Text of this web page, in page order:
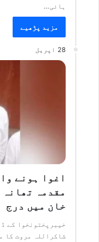
ہائی…
مزید پڑھیے
28 اپریل
اغوا ہونے
مقدمہ
خان میں درج
خیبرپختونخوا کے
شاکراللہ مروت کا